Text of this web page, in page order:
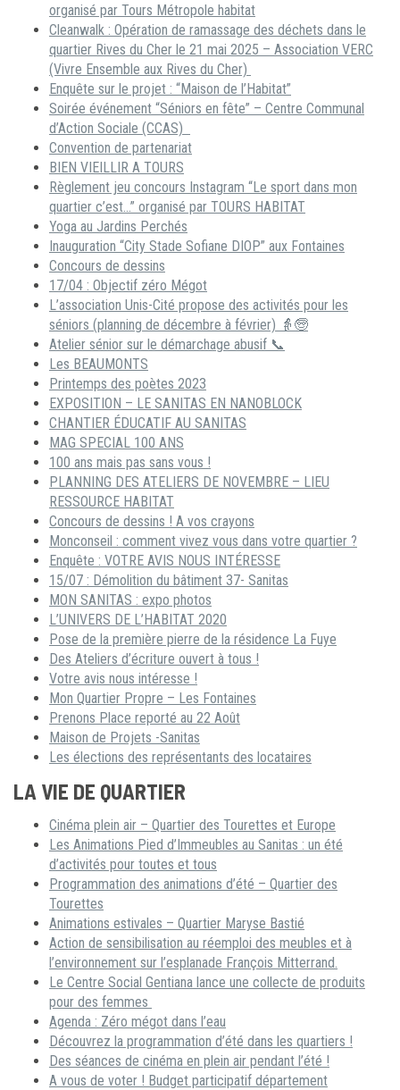
organisé par Tours Métropole habitat
Cleanwalk : Opération de ramassage des déchets dans le
quartier Rives du Cher le 21 mai 2025 – Association VERC
(Vivre Ensemble aux Rives du Cher)
Enquête sur le projet : “Maison de l’Habitat”
Soirée événement “Séniors en fête” – Centre Communal
d’Action Sociale (CCAS)
Convention de partenariat
BIEN VIEILLIR A TOURS
Règlement jeu concours Instagram “Le sport dans mon
quartier c’est…” organisé par TOURS HABITAT
Yoga au Jardins Perchés
Inauguration “City Stade Sofiane DIOP” aux Fontaines
Concours de dessins
17/04 : Objectif zéro Mégot
L’association Unis-Cité propose des activités pour les
séniors (planning de décembre à février) 👵🧓
Atelier sénior sur le démarchage abusif 📞
Les BEAUMONTS
Printemps des poètes 2023
EXPOSITION – LE SANITAS EN NANOBLOCK
CHANTIER ÉDUCATIF AU SANITAS
MAG SPECIAL 100 ANS
100 ans mais pas sans vous !
PLANNING DES ATELIERS DE NOVEMBRE – LIEU
RESSOURCE HABITAT
Concours de dessins ! A vos crayons
Monconseil : comment vivez vous dans votre quartier ?
Enquête : VOTRE AVIS NOUS INTÉRESSE
15/07 : Démolition du bâtiment 37- Sanitas
MON SANITAS : expo photos
L’UNIVERS DE L’HABITAT 2020
Pose de la première pierre de la résidence La Fuye
Des Ateliers d’écriture ouvert à tous !
Votre avis nous intéresse !
Mon Quartier Propre – Les Fontaines
Prenons Place reporté au 22 Août
Maison de Projets -Sanitas
Les élections des représentants des locataires
LA VIE DE QUARTIER
Cinéma plein air – Quartier des Tourettes et Europe
Les Animations Pied d’Immeubles au Sanitas : un été
d’activités pour toutes et tous
Programmation des animations d’été – Quartier des
Tourettes
Animations estivales – Quartier Maryse Bastié
Action de sensibilisation au réemploi des meubles et à
l’environnement sur l’esplanade François Mitterrand.
Le Centre Social Gentiana lance une collecte de produits
pour des femmes
Agenda : Zéro mégot dans l’eau
Découvrez la programmation d’été dans les quartiers !
Des séances de cinéma en plein air pendant l’été !
A vous de voter ! Budget participatif département